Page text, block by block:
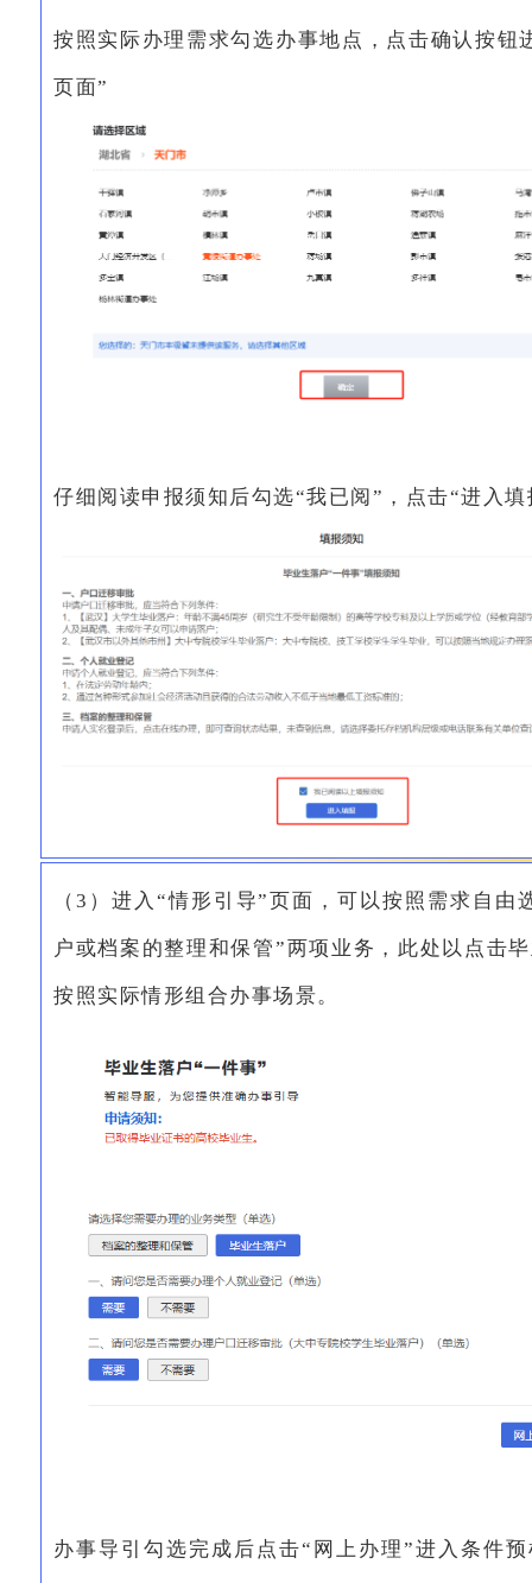
按照实际办理需求勾选办事地点，点击确认按钮
页面”
仔细阅读申报须知后勾选“我已阅”，点击“进入填
（3）进入“情形引导”页面，可以按照需求自由
户或档案的整理和保管”两项业务，此处以点击
按照实际情形组合办事场景。
办事导引勾选完成后点击“网上办理”进入条件